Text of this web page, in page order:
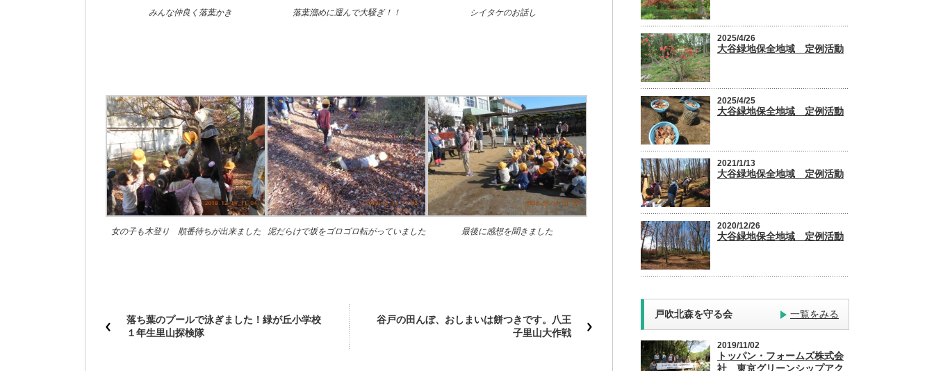
みんな仲良く落葉かき 落葉溜めに運んで大騒ぎ！！ シイタケのお話し
女の子も木登り 順番待ちが出来ました 泥だらけで坂をゴロゴロ転がっていました 最後に感想を聞きました
落ち葉のプールで泳ぎました！緑が丘小学校
１年生里山探検隊
谷戸の田んぼ、おしまいは餅つきです。八王
子里山大作戦
2025/4/26
大谷緑地保全地域 定例活動
2025/4/25
大谷緑地保全地域 定例活動
2021/1/13
大谷緑地保全地域 定例活動
2020/12/26
大谷緑地保全地域 定例活動
戸吹北森を守る会 一覧をみる
2019/11/02
トッパン・フォームズ株式会
社 東京グリーンシップアク